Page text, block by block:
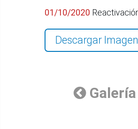
01/10/2020
Descargar Imagen